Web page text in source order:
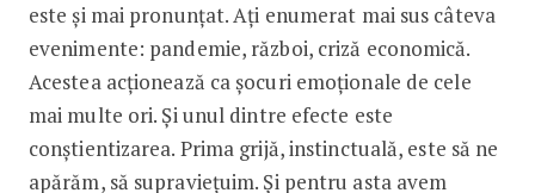
este și mai pronunțat. Ați enumerat mai sus câteva
evenimente: pandemie, război, criză economică.
Acestea acționează ca șocuri emoționale de cele
mai multe ori. Și unul dintre efecte este
conștientizarea. Prima grijă, instinctuală, este să ne
apărăm, să supraviețuim. Și pentru asta avem